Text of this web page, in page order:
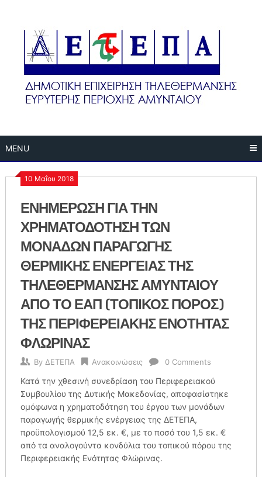
content
MENU
10 Μαΐου 2018
ΕΝΗΜΕΡΩΣΗ ΓΙΑ ΤΗΝ
ΧΡΗΜΑΤΟΔΟΤΗΣΗ ΤΩΝ
ΜΟΝΑΔΩΝ ΠΑΡΑΓΩΓΗΣ
ΘΕΡΜΙΚΗΣ ΕΝΕΡΓΕΙΑΣ ΤΗΣ
ΤΗΛΕΘΕΡΜΑΝΣΗΣ ΑΜΥΝΤΑΙΟΥ
ΑΠΟ ΤΟ ΕΑΠ (ΤΟΠΙΚΟΣ ΠΟΡΟΣ)
ΤΗΣ ΠΕΡΙΦΕΡΕΙΑΚΗΣ ΕΝΟΤΗΤΑΣ
ΦΛΩΡΙΝΑΣ
By ΔΕΤΕΠΑ Ανακοινώσεις 0 Comments
Κατά την χθεσινή συνεδρίαση του Περιφερειακού
Συμβουλίου της Δυτικής Μακεδονίας, αποφασίστηκε
ομόφωνα η χρηματοδότηση του έργου των μονάδων
παραγωγής θερμικής ενέργειας της ΔΕΤΕΠΑ,
προϋπολογισμού 12,5 εκ. €, με το ποσό του 1,5 εκ. €
από τα αναλογούντα κονδύλια του τοπικού πόρου της
Περιφερειακής Ενότητας Φλώρινας.